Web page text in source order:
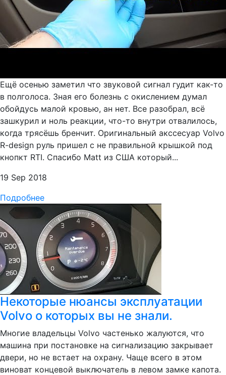
Ещё осенью заметил что звуковой сигнал гудит как-то
в полголоса. Зная его болезнь с окислением думал
обойдусь малой кровью, ан нет. Все разобрал, всё
зашкурил и ноль реакции, что-то внутри отвалилось,
когда трясёшь бренчит. Оригинальный акссесуар Volvo
R-design руль пришел с не правильной крышкой под
кнопкт RTI. Спасибо Matt из США который...
19 Sep 2018
Подробнее
Некоторые нюансы эксплуатации
Volvo о которых вы не знали.
Многие владельцы Volvo частенько жалуются, что
машина при постановке на сигнализацию закрывает
двери, но не встает на охрану. Чаще всего в этом
виноват концевой выключатель в левом замке капота.